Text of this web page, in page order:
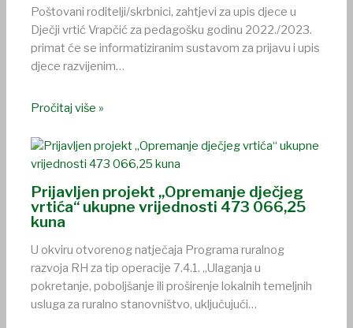
Poštovani roditelji/skrbnici, zahtjevi za upis djece u
Dječji vrtić Vrapčić za pedagošku godinu 2022./2023.
primat će se informatiziranim sustavom za prijavu i upis
djece razvijenim…
Pročitaj više »
Prijavljen projekt „Opremanje dječjeg
vrtića“ ukupne vrijednosti 473 066,25
kuna
U okviru otvorenog natječaja Programa ruralnog
razvoja RH za tip operacije 7.4.1. „Ulaganja u
pokretanje, poboljšanje ili proširenje lokalnih temeljnih
usluga za ruralno stanovništvo, uključujući…